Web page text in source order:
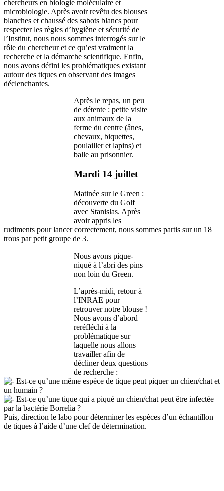
chercheurs en biologie moléculaire et
microbiologie. Après avoir revêtu des blouses
blanches et chaussé des sabots blancs pour
respecter les règles d’hygiène et sécurité de
l’Institut, nous nous sommes interrogés sur le
rôle du chercheur et ce qu’est vraiment la
recherche et la démarche scientifique. Enfin,
nous avons défini les problématiques existant
autour des tiques en observant des images
déclenchantes.
Après le repas, un peu
de détente : petite visite
aux animaux de la
ferme du centre (ânes,
chevaux, biquettes,
poulailler et lapins) et
balle au prisonnier.
Mardi 14 juillet
Matinée sur le Green :
découverte du Golf
avec Stanislas. Après
avoir appris les
rudiments pour lancer correctement, nous sommes partis sur un 18
trous par petit groupe de 3.
Nous avons pique-
niqué à l’abri des pins
non loin du Green.
L’après-midi, retour à
l’INRAE pour
retrouver notre blouse !
Nous avons d’abord
reréfléchi à la
problématique sur
laquelle nous allons
travailler afin de
décliner deux questions
de recherche :
Est-ce qu’une même espèce de tique peut piquer un chien/chat et
un humain ?
Est-ce qu’une tique qui a piqué un chien/chat peut être infectée
par la bactérie Borrelia ?
Puis, direction le labo pour déterminer les espèces d’un échantillon
de tiques à l’aide d’une clef de détermination.